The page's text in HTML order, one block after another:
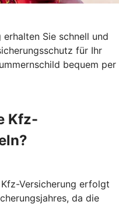
Sie schnell und
für Ihr
bequem per
Kfz-
Versicherung erfolgt
da die